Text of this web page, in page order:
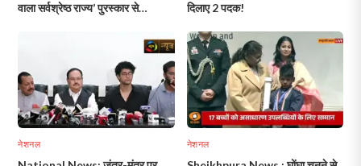
वाला सर्वश्रेष्ठ राज्य’ पुरस्कार से
दिलाए 2 पदक!
नेशनल नेशनल